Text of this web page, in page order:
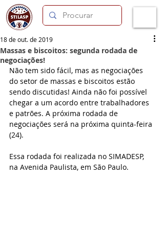
Massas e biscoitos: segunda rodada de
negociações!
18 de out. de 2019
Não tem sido fácil, mas as negociações
do setor de massas e biscoitos estão
sendo discutidas! Ainda não foi possível
chegar a um acordo entre trabalhadores
e patrões. A próxima rodada de
negociações será na próxima quinta-feira
(24).
Essa rodada foi realizada no SIMADESP,
na Avenida Paulista, em São Paulo.